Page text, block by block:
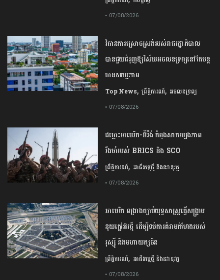
• 07/08/2026
វិធានការស្រោចស្រង់របស់រាជរដ្ឋាភិបាល​
បាន​ជួយ​ជំរុញឱ្យវិស័យ​អចលនទ្រព្យនៅតែបន្ត​
មានសកម្មភាព
Top News,ព្រឹត្តិការណ៍, អចលនទ្រព្យ
• 07/08/2026
ជម្លោះ​អាមេរិក​-​អ៊ីរ៉ង់​ ​កំពុង​សាកល្បង​ភាព​
រឹងមាំ​របស់​ ​BRICS​ ​និង​ ​SCO​
ព្រឹត្តិការណ៍, អាជីវកម្មថ្មី និងនវានុវត្ត
• 07/08/2026
​អាមេរិក​ ពង្រាងច្បាប់​យុទ្ធសាស្ត្រ​ធ្វើ​សង្គ្រាម​
នុយក្លេអ៊ែរ​ថ្មី ដើម្បីទប់ការគំរាមកំហែងរបស់​
រុស្ស៊ី និងមហាយក្សចិន
ព្រឹត្តិការណ៍, អាជីវកម្មថ្មី និងនវានុវត្ត
• 07/08/2026